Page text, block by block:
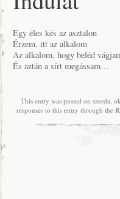
Egy éles kés az asztalon
Érzem, itt az alkalom
Az alkalom, hogy beléd
És aztán a sírt megássam…
This entry was posted on szerda,
responses to this entry through the